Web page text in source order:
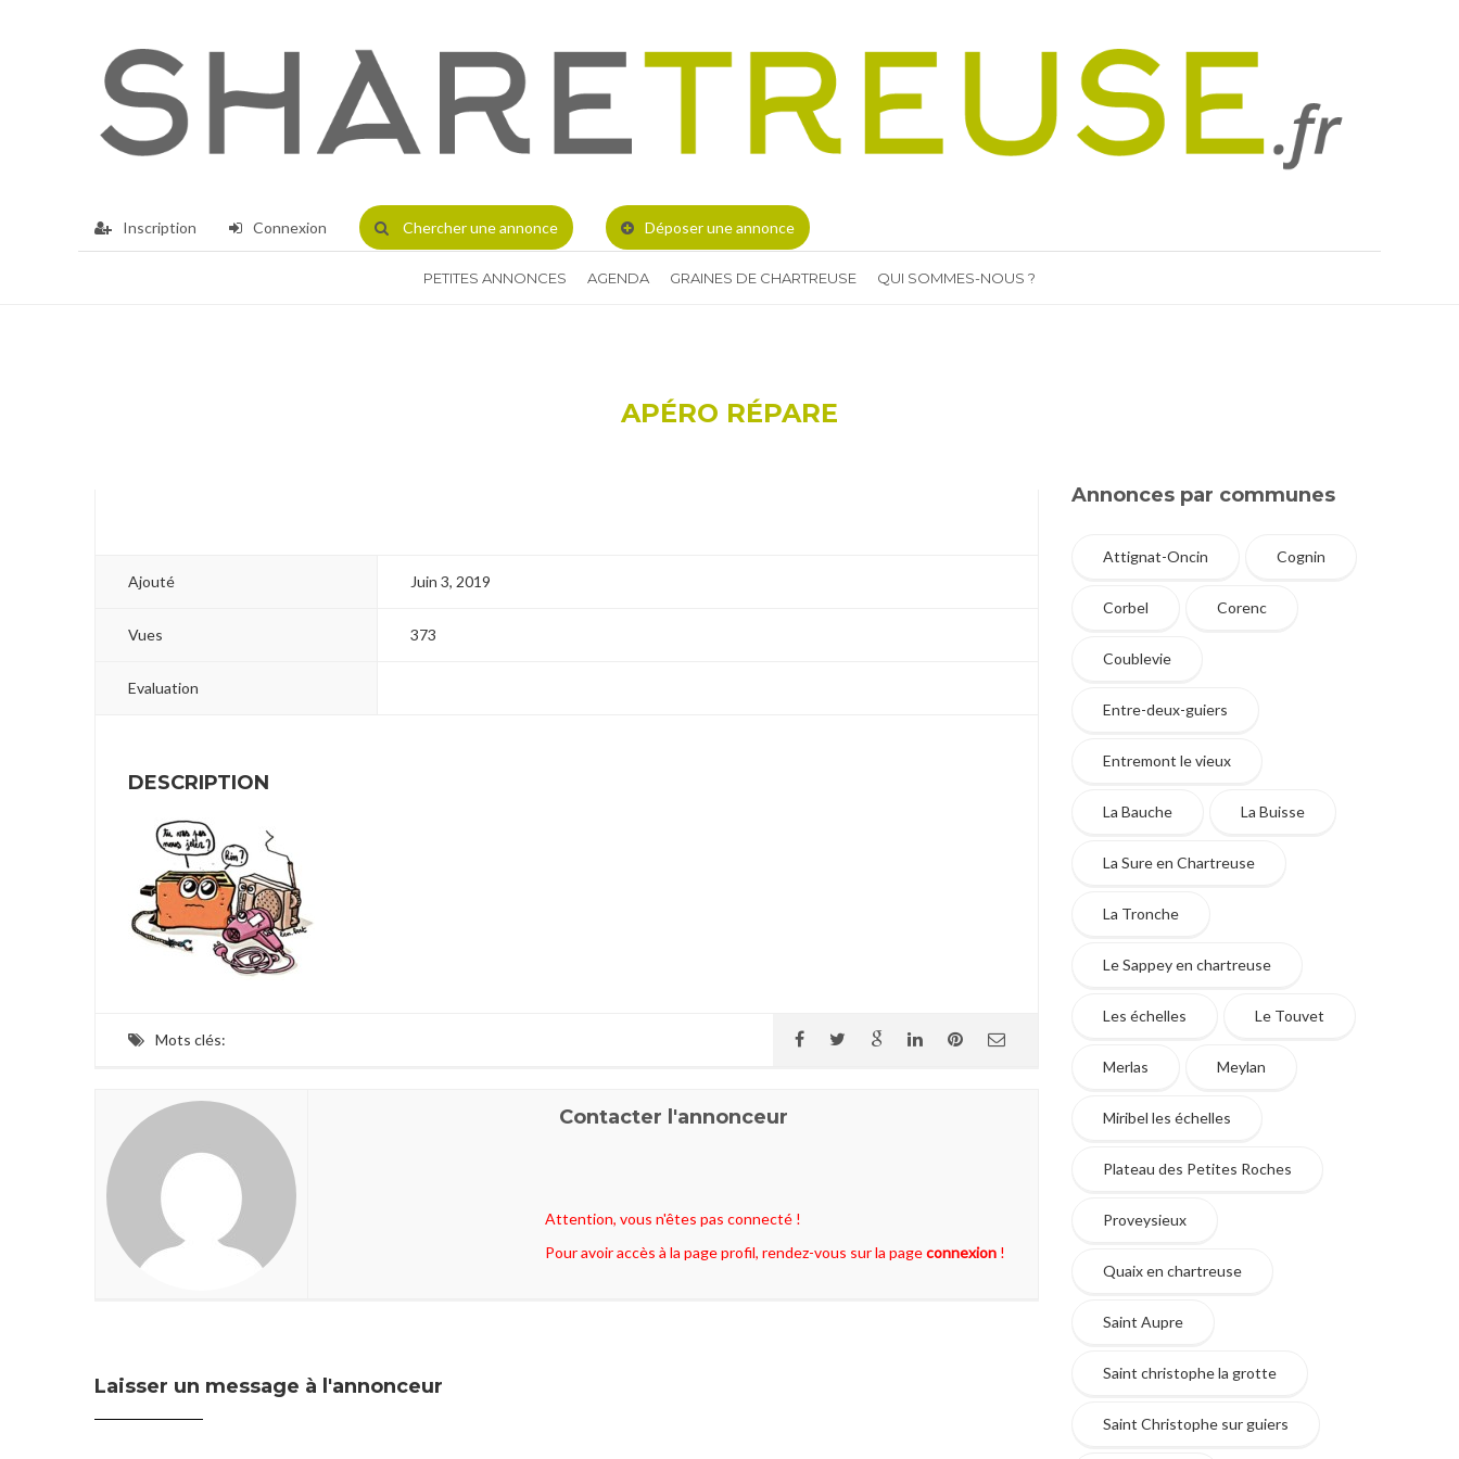
Inscription Connexion Chercherune annonce Déposer une annonce
PETITES ANNONCES AGENDA GRAINES DE CHARTREUSE QUI SOMMES-NOUS ?
APÉRO RÉPARE
Ajouté Juin 3, 2019
Vues 373
Evaluation
DESCRIPTION
Mots clés:
Contacter l'annonceur
Attention, vous n'êtes pas connecté !
Pour avoir accès à la page profil, rendez-vous sur la pageconnexion !
Laisser un message à l'annonceur
Annonces par communes
Attignat-Oncin Cognin
Corbel Corenc
Coublevie
Entre-deux-guiers
Entremont le vieux
La Bauche La Buisse
La Sure en Chartreuse
La Tronche
Le Sappey en chartreuse
Les échelles Le Touvet
Merlas Meylan
Miribel les échelles
Plateau des Petites Roches
Proveysieux
Quaix en chartreuse
Saint Aupre
Saint christophe la grotte
Saint Christophe sur guiers